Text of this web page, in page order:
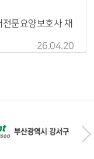
문요양보호사 채
26.04.20